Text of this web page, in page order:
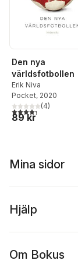
Den nya
världsfotbollen
Erik Niva
Pocket, 2020
4,3utav 5 stjärnor.
(4)
89 kr
Mina sidor
Hjälp
Om Bokus